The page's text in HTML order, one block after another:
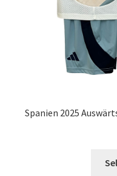
Spanien 2025